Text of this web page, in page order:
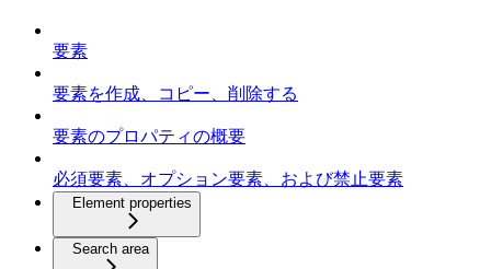
要素
要素を作成、コピー、削除する
要素のプロパティの概要
必須要素、オプション要素、および禁止要素
Element properties
Search area